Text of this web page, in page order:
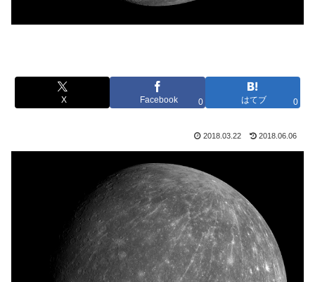
X Facebook 0 はてブ 0
2018.03.22 2018.06.06